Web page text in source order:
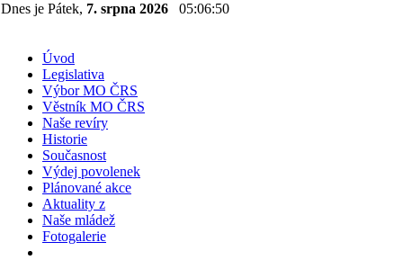
Dnes je Pátek, 7. srpna 2026 05:06:51
Úvod
Legislativa
Výbor MO ČRS
Věstník MO ČRS
Naše revíry
Historie
Současnost
Výdej povolenek
Plánované akce
Aktuality z
Naše mládež
Fotogalerie